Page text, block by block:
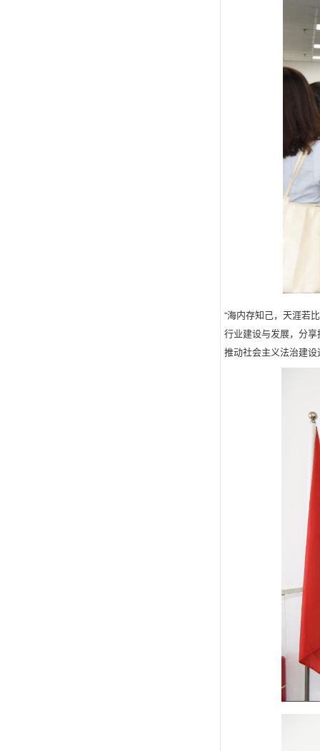
“海内存知己，天涯若
行业建设与发展，分
推动社会主义法治建